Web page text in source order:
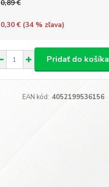
0,89 €
0,30 € (34% zľava)
Pridať do košíka
EAN kód: 4052199536156